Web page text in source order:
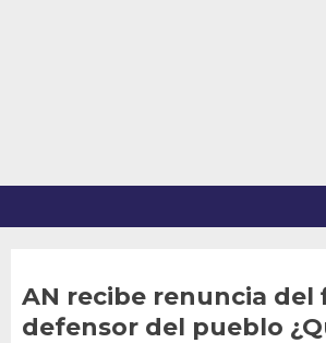
AN recibe renuncia del
defensor del pueblo